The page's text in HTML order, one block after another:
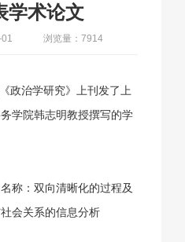
学术论文
浏览量：7914
政治学研究》上刊发了上
学院韩志明教授撰写的学
称：双向清晰化的过程及
会关系的信息分析